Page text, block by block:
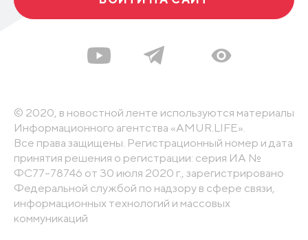
© 2020, в новостной ленте используются материалы
Информационного агентства «AMUR.LIFE».
Все права защищены. Регистрационный номер и дата
принятия решения о регистрации: серия ИА №
ФС77-78746 от 30 июля 2020 г., зарегистрировано
Федеральной службой по надзору в сфере связи,
информационных технологий и массовых
коммуникаций